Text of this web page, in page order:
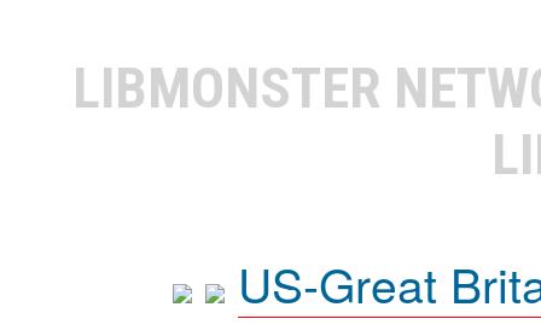
LIBMONSTER
US-Great